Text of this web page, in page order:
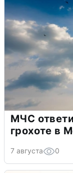
МЧС
грохоте в
7 августа 0